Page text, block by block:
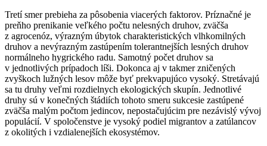
Tretí smer prebieha za pôsobenia viacerých faktorov. Príznačné je
preňho prenikanie veľkého počtu nelesných druhov, zväčša
z agrocenóz, výrazným úbytok charakteristických vlhkomilných
druhov a nevýrazným zastúpením tolerantnejších lesných druhov
normálneho hygrického radu. Samotný počet druhov sa
v jednotlivých prípadoch líši. Dokonca aj v takmer zničených
zvyškoch lužných lesov môže byť prekvapujúco vysoký. Stretávajú
sa tu druhy veľmi rozdielnych ekologických skupín. Jednotlivé
druhy sú v konečných štádiích tohoto smeru sukcesie zastúpené
zväčša malým počtom jedincov, nepostačujúcim pre nezávislý vývoj
populácií. V spoločenstve je vysoký podiel migrantov a zatúlancov
z okolitých i vzdialenejších ekosystémov.